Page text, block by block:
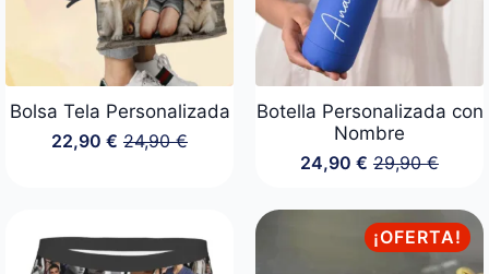
Bolsa Tela Personalizada
24,90€
El
24,90 €.
22,90€ El
22,90 €.
Botella Personalizada con
Nombre
29,90€
El
original
era:
29,90 €.
24,90€ El
actual
es:
24,90 €.
¡OFERTA!